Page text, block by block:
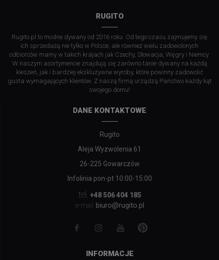
RUGITO
Rugito.pl to modne dywany od 2016 roku. Od tego czasu zajmujemy się
ich sprzedażą nie tylko w Polsce, ale również wielu zadowolonych
odbiorców mamy w takich krajach jak Czechy, Słowacja, Węgry i Niemcy.
W naszym asortymencie znajdują się zarówno tanie dywany na każdą
kieszeń, jak i bardziej ekskluzywne wyroby, które powinny zadowolić
gusta wymagających klientów. Z naszą firmą urządzą Państwo każdy kąt
swojego domu!
DANE KONTAKTOWE
Rugito
Aleja Wyzwolenia 61
26-225 Gowarczów
Infolinia pon-pt 10:00-15:00
tel.
+48 506 404 185
e-mail: biuro@rugito.pl
INFORMACJE